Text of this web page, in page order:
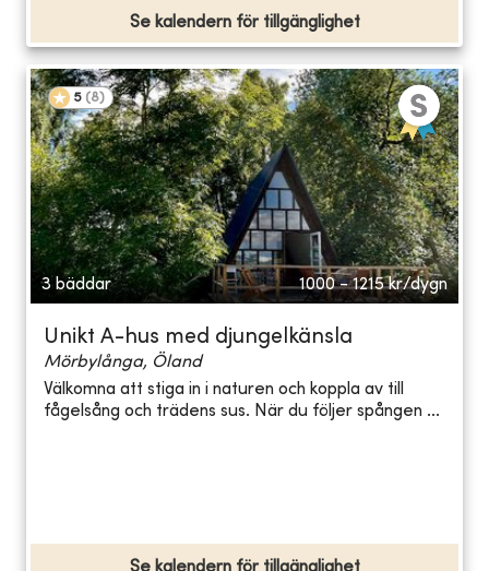
Se kalendern för tillgänglighet
5 (8)
3 bäddar 1000 - 1215 kr/dygn
Unikt A-hus med djungelkänsla
Mörbylånga, Öland
Välkomna att stiga in i naturen och koppla av till
fågelsång och trädens sus. När du följer spången ...
Se kalendern för tillgänglighet